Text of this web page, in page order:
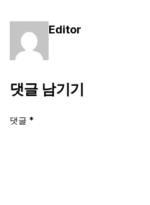
Editor
댓글 남기기
댓글 *